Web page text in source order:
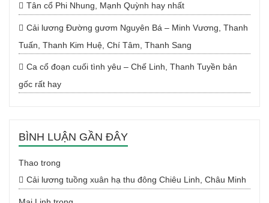
Tân cổ Phi Nhung, Mạnh Quỳnh hay nhất
Cải lương Đường gươm Nguyên Bá – Minh Vương, Thanh
Tuấn, Thanh Kim Huệ, Chí Tâm, Thanh Sang
Ca cổ đoạn cuối tình yêu – Chế Linh, Thanh Tuyền bản
gốc rất hay
BÌNH LUẬN GẦN ĐÂY
Thao trong
Cải lương tuồng xuân hạ thu đông Chiêu Linh, Châu Minh